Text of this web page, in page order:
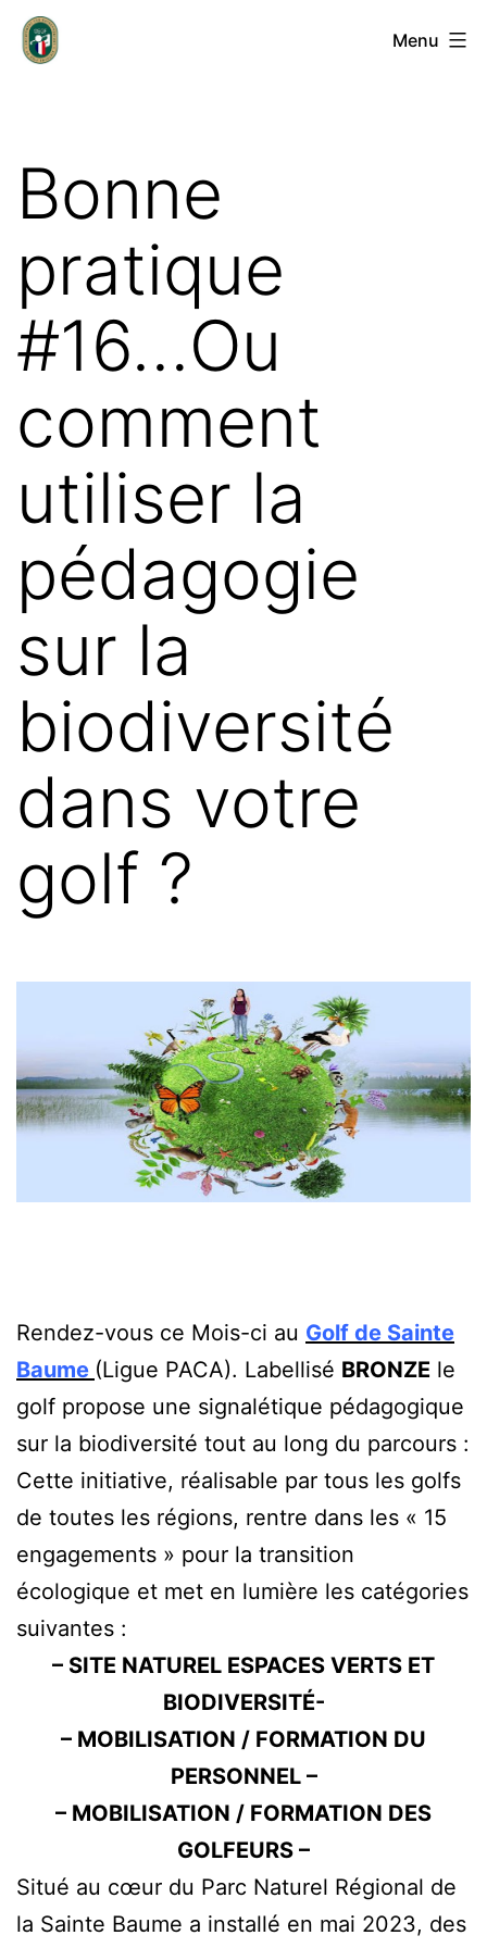
Aller
auGroupement
Golf
Français
Menu
Bonne
pratique
#16…Ou
comment
utiliser la
pédagogie
sur la
biodiversité
dans votre
golf ?
Rendez-vous ce Mois-ci au Golf de Sainte
Baume (Ligue PACA). Labellisé BRONZE le
golf propose une signalétique pédagogique
sur la biodiversité tout au long du parcours :
Cette initiative, réalisable par tous les golfs
de toutes les régions, rentre dans les « 15
engagements » pour la transition
écologique et met en lumière les catégories
suivantes :
– SITE NATUREL ESPACES VERTS ET
BIODIVERSITÉ-
– MOBILISATION / FORMATION DU
PERSONNEL –
– MOBILISATION / FORMATION DES
GOLFEURS –
Situé au cœur du Parc Naturel Régional de
la Sainte Baume a installé en mai 2023, des